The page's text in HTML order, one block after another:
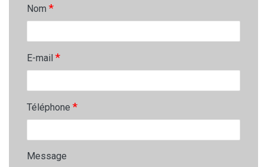
Nom *
E-mail *
Téléphone *
Message